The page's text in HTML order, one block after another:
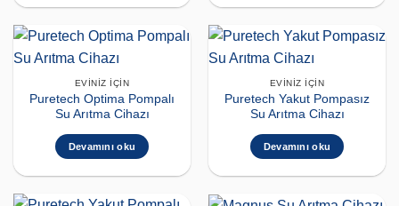
EVINIZ İÇIN
Puretech Optima Pompalı
Su Arıtma Cihazı
Devamını oku
EVINIZ İÇIN
Puretech Yakut Pompasız
Su Arıtma Cihazı
Devamını oku